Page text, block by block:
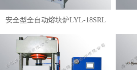
安全型全自动熔块炉LYL-18SRL